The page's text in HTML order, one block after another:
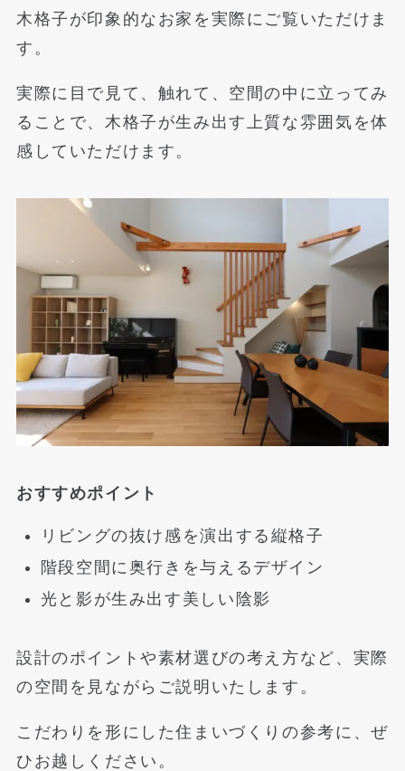
木格子が印象的なお家を実際にご覧いただけま
す。
実際に目で見て、触れて、空間の中に立ってみ
ることで、木格子が生み出す上質な雰囲気を体
感していただけます。
おすすめポイント
リビングの抜け感を演出する縦格子
階段空間に奥行きを与えるデザイン
光と影が生み出す美しい陰影
設計のポイントや素材選びの考え方など、実際
の空間を見ながらご説明いたします。
こだわりを形にした住まいづくりの参考に、ぜ
ひお越しください。